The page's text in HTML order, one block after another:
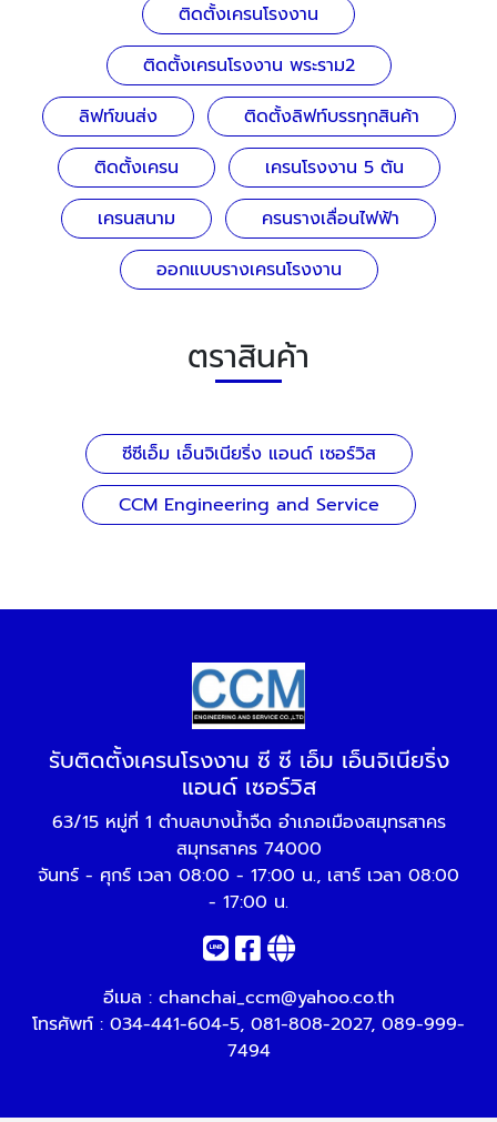
ติดตั้งเครนโรงงาน
ติดตั้งเครนโรงงาน พระราม2
ลิฟท์ขนส่ง
ติดตั้งลิฟท์บรรทุกสินค้า
ติดตั้งเครน
เครนโรงงาน 5 ตัน
เครนสนาม
ครนรางเลื่อนไฟฟ้า
ออกแบบรางเครนโรงงาน
ตราสินค้า
ซีซีเอ็ม เอ็นจิเนียริ่ง แอนด์ เซอร์วิส
CCM Engineering and Service
รับติดตั้งเครนโรงงาน ซี ซี เอ็ม เอ็นจิเนียริ่ง
แอนด์ เซอร์วิส
63/15 หมู่ที่ 1 ตำบลบางน้ำจืด อำเภอเมืองสมุทรสาคร
สมุทรสาคร 74000
จันทร์ - ศุกร์ เวลา 08:00 - 17:00 น., เสาร์ เวลา 08:00
- 17:00 น.
อีเมล : chanchai_ccm@yahoo.co.th
โทรศัพท์ : 034-441-604-5, 081-808-2027, 089-999-
7494